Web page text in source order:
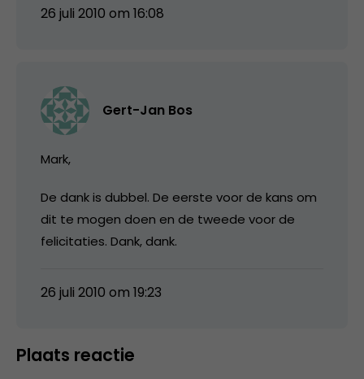
26 juli 2010 om 16:08
Gert-Jan Bos
Mark,
De dank is dubbel. De eerste voor de kans om
dit te mogen doen en de tweede voor de
felicitaties. Dank, dank.
26 juli 2010 om 19:23
Plaats reactie